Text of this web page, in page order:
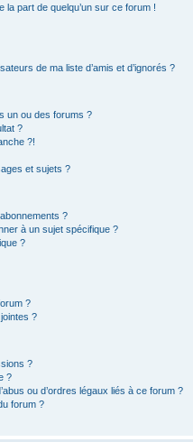
la part de quelqu’un sur ce forum !
de ma liste d’amis et d’ignorés ?
un ou des forums ?
?
?!
et sujets ?
?
à un sujet spécifique ?
?
?
?
?
?
ou d’ordres légaux liés à ce forum ?
forum ?